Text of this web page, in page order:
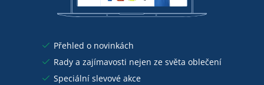
Přehled o novinkách
Rady a zajímavosti nejen ze světa oblečení
Speciální slevové akce